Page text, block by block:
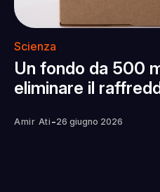
Scienza
Un fondo da 500
eliminare il
Amir Ati -26 giugno 2026